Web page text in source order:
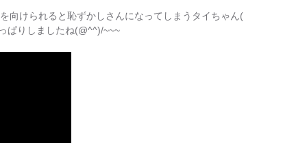
向けられると恥ずかしさんになってしまうタイちゃん(
ぱりしましたね(@^^)/~~~